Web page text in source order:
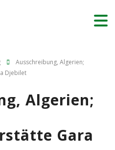
Ausschreibung, Algerien;
Djebilet
Algerien;
Gara